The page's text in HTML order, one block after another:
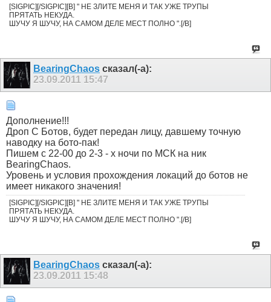
[SIGPIC][/SIGPIC][B] " НЕ ЗЛИТЕ МЕНЯ И ТАК УЖЕ ТРУПЫ
ПРЯТАТЬ НЕКУДА.
ШУЧУ Я ШУЧУ, НА САМОМ ДЕЛЕ МЕСТ ПОЛНО ".[/B]
BearingChaos сказал(-а):
23.09.2011 15:47
Дополнение!!!
Дроп С Ботов, будет передан лицу, давшему точную
наводку на бото-пак!
Пишем с 22-00 до 2-3 - х ночи по МСК на ник
BearingChaos.
Уровень и условия прохождения локаций до ботов не
имеет никакого значения!
[SIGPIC][/SIGPIC][B] " НЕ ЗЛИТЕ МЕНЯ И ТАК УЖЕ ТРУПЫ
ПРЯТАТЬ НЕКУДА.
ШУЧУ Я ШУЧУ, НА САМОМ ДЕЛЕ МЕСТ ПОЛНО ".[/B]
BearingChaos сказал(-а):
23.09.2011 15:48